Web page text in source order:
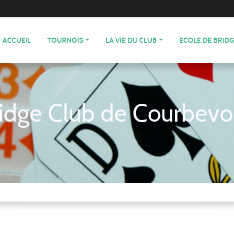
ACCUEIL TOURNOIS LA VIE DU CLUB ECOLE DE
Club de